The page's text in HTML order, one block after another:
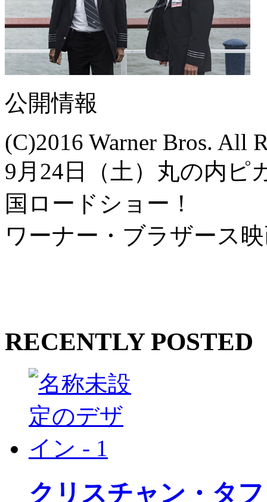
公開情報
(C)2016 Warner Bros. All
9月24日（土）丸の内ピ
国ロードショー！
ワーナー・ブラザース
RECENTLY POSTED
クリスチャン・タ